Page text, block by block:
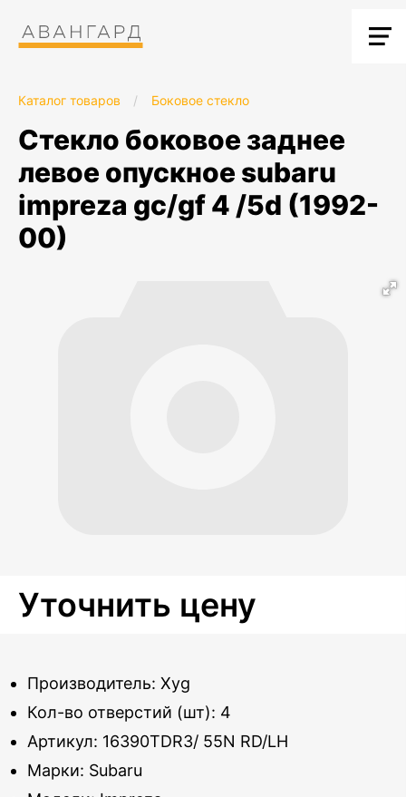
Каталог товаров / Боковое стекло
стекло боковое заднее
левое опускное subaru
impreza gc/gf 4 /5d (1992-
00)
Уточнить цену
Производитель: Xyg
Кол-во отверстий (шт): 4
Артикул: 16390TDR3/ 55N RD/LH
Марки: Subaru